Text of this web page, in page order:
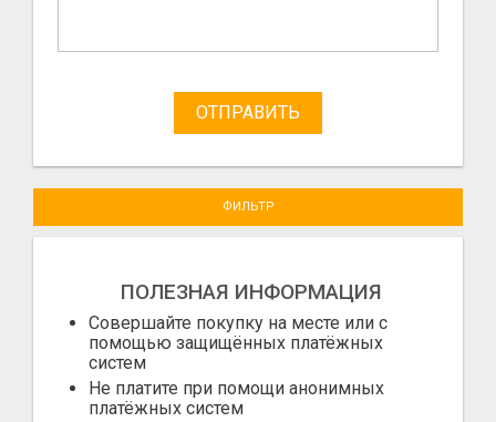
ОТПРАВИТЬ
ФИЛЬТР
ПОЛЕЗНАЯ ИНФОРМАЦИЯ
Совершайте покупку на месте или с
помощью защищённых платёжных
систем
Не платите при помощи анонимных
платёжных систем